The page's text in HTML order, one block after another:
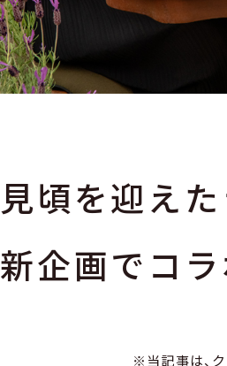
見頃を迎え
新企画でコラ
※当記事は、